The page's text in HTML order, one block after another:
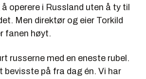
operere i Russland uten å ty til
Men direktør og eier Torkild
fanen høyt.
russerne med en eneste rubel.
bevisste på fra dag én. Vi har